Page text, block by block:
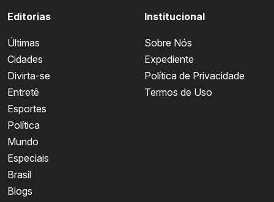
Editorias
Últimas
Cidades
Divirta-se
Entretê
Esportes
Política
Mundo
Especiais
Brasil
Blogs
Institucional
Sobre Nós
Expediente
Política de Privacidade
Termos de Uso